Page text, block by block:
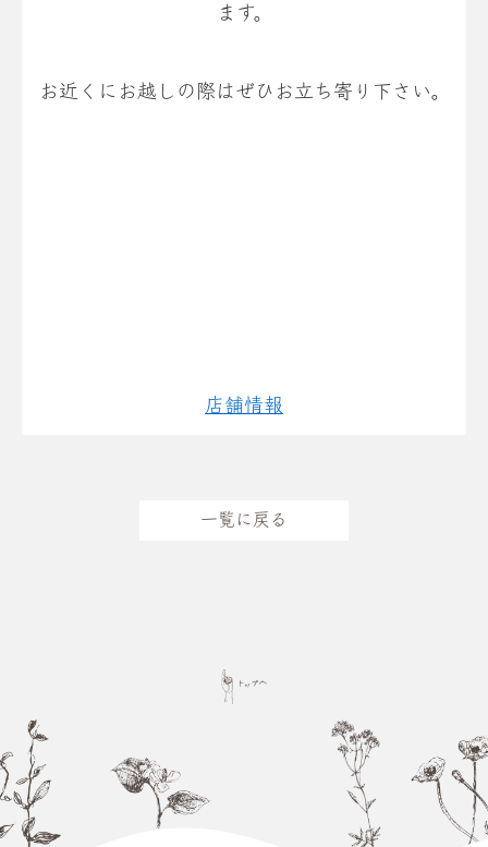
ます。
お近くにお越しの際はぜひお立ち寄り下さい。
店舗情報
一覧に戻る